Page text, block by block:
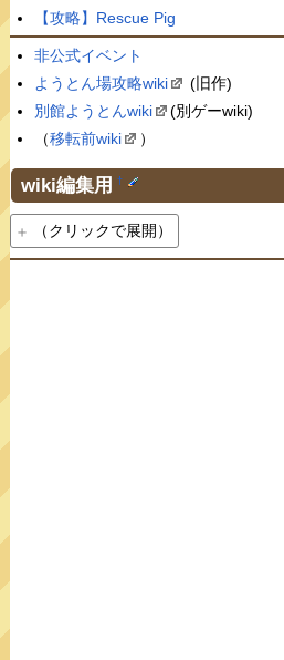
【攻略】Rescue Pig
非公式イベント
ようとん場攻略wiki
(旧作)
別館ようとんwiki
(別ゲーwiki)
（移転前wiki ）
wiki編集用 †
（クリックで展開）